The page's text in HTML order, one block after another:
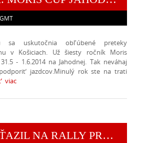
uskutočnia obľúbené preteky
v Košiciach. Už šiesty ročník Moris
- 1.6.2014 na Jahodnej. Tak neváhaj
jazdcov.Minulý rok ste na trati
viac
GRZYB ZVÍŤAZIL NA RALLY PREŠOV 2014